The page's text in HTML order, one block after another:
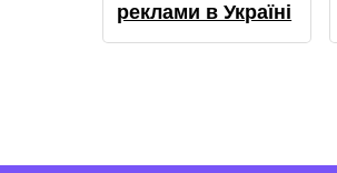
реклами в Україні